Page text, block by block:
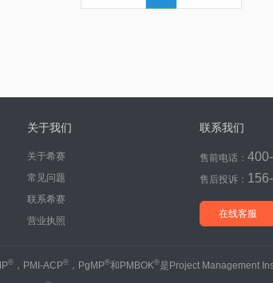
关于我们
关于希赛
常见问题
联系希赛
营业执照
联系我们
售前电话：
售后投诉：
在线客服
®，PMI-ACP®，PgMP®和PMBOK®是Project Management